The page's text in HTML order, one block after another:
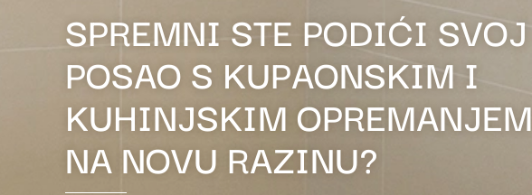
SPREMNI STE PODIĆI SVOJ
POSAO S KUPAONSKIM I
KUHINJSKIM OPREMANJEM
NA NOVU RAZINU?